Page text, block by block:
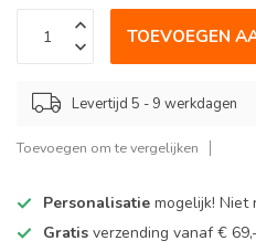
TOEVOEGEN
Levertijd 5 - 9 werkdagen
Toevoegen om te vergelijken
Personalisatie mogelijk! Niet
Gratis verzending vanaf € 69,-